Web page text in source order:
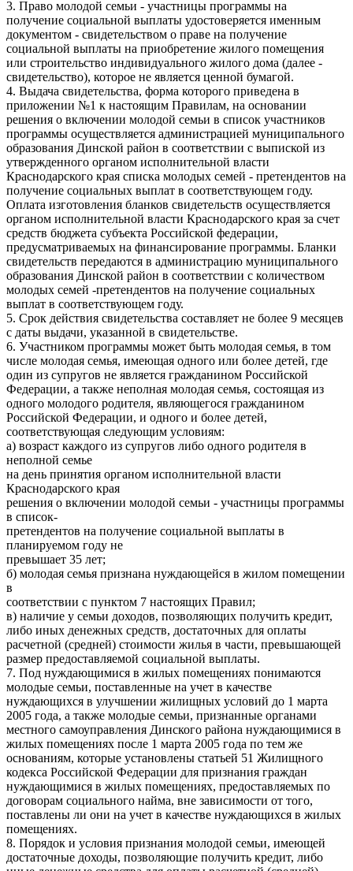
3. Право молодой семьи - участницы программы на
получение социальной выплаты удостоверяется именным
документом - свидетельством о праве на получение
социальной выплаты на приобретение жилого помещения
или строительство индивидуального жилого дома (далее -
свидетельство), которое не является ценной бумагой.
4. Выдача свидетельства, форма которого приведена в
приложении №1 к настоящим Правилам, на основании
решения о включении молодой семьи в список участников
программы осуществляется администрацией муниципального
образования Динской район в соответствии с выпиской из
утвержденного органом исполнительной власти
Краснодарского края списка молодых семей - претендентов на
получение социальных выплат в соответствующем году.
Оплата изготовления бланков свидетельств осуществляется
органом исполнительной власти Краснодарского края за счет
средств бюджета субъекта Российской федерации,
предусматриваемых на финансирование программы. Бланки
свидетельств передаются в администрацию муниципального
образования Динской район в соответствии с количеством
молодых семей -претендентов на получение социальных
выплат в соответствующем году.
5. Срок действия свидетельства составляет не более 9 месяцев
с даты выдачи, указанной в свидетельстве.
6. Участником программы может быть молодая семья, в том
числе молодая семья, имеющая одного или более детей, где
один из супругов не является гражданином Российской
Федерации, а также неполная молодая семья, состоящая из
одного молодого родителя, являющегося гражданином
Российской Федерации, и одного и более детей,
соответствующая следующим условиям:
а) возраст каждого из супругов либо одного родителя в
неполной семье
на день принятия органом исполнительной власти
Краснодарского края
решения о включении молодой семьи - участницы программы
в список-
претендентов на получение социальной выплаты в
планируемом году не
превышает 35 лет;
б) молодая семья признана нуждающейся в жилом помещении
в
соответствии с пунктом 7 настоящих Правил;
в) наличие у семьи доходов, позволяющих получить кредит,
либо иных денежных средств, достаточных для оплаты
расчетной (средней) стоимости жилья в части, превышающей
размер предоставляемой социальной выплаты.
7. Под нуждающимися в жилых помещениях понимаются
молодые семьи, поставленные на учет в качестве
нуждающихся в улучшении жилищных условий до 1 марта
2005 года, а также молодые семьи, признанные органами
местного самоуправления Динского района нуждающимися в
жилых помещениях после 1 марта 2005 года по тем же
основаниям, которые установлены статьей 51 Жилищного
кодекса Российской Федерации для признания граждан
нуждающимися в жилых помещениях, предоставляемых по
договорам социального найма, вне зависимости от того,
поставлены ли они на учет в качестве нуждающихся в жилых
помещениях.
8. Порядок и условия признания молодой семьи, имеющей
достаточные доходы, позволяющие получить кредит, либо